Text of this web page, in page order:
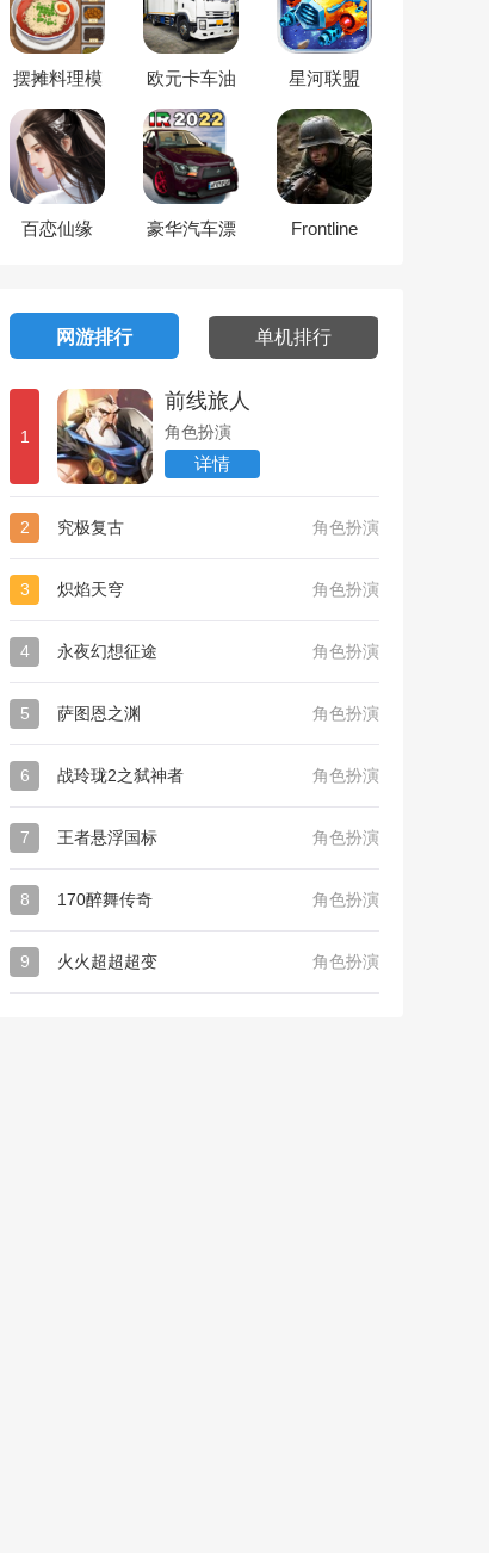
摆摊料理模
欧元卡车油
星河联盟
百恋仙缘
豪华汽车漂
Frontline
网游排行 单机排行
1
前线旅人
角色扮演
详情
2 究极复古 角色扮演
3 炽焰天穹 角色扮演
4 永夜幻想征途 角色扮演
5 萨图恩之渊 角色扮演
6 战玲珑2之弑神者 角色扮演
7 王者悬浮国标 角色扮演
8 170醉舞传奇 角色扮演
9 火火超超超变 角色扮演